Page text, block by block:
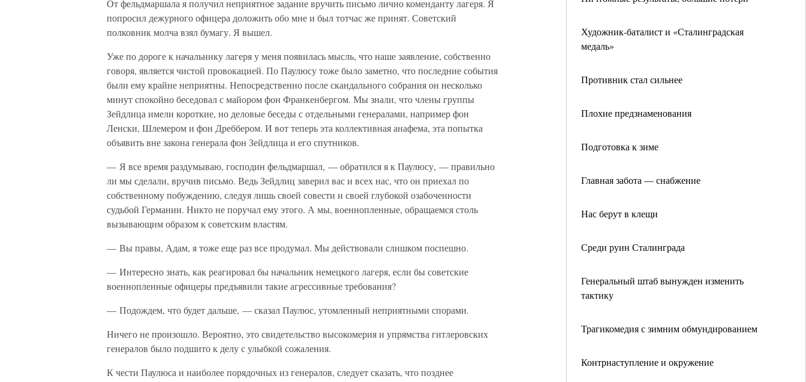
Художник-баталист и «Сталинградская
медаль»
Противник стал сильнее
Плохие предзнаменования
Подготовка к зиме
Главная забота — снабжение
Нас берут в клещи
Среди руин Сталинграда
Генеральный штаб вынужден изменить
тактику
Трагикомедия с зимним обмундированием
Контрнаступление и окружение
От фельдмаршала я получил неприятное задание вручить письмо лично коменданту лагеря. Я
попросил дежурного офицера доложить обо мне и был тотчас же принят. Советский
полковник молча взял бумагу. Я вышел.
Уже по дороге к начальнику лагеря у меня появилась мысль, что наше заявление, собственно
говоря, является чистой провокацией. По Паулюсу тоже было заметно, что последние события
были ему крайне неприятны. Непосредственно после скандального собрания он несколько
минут спокойно беседовал с майором фон Франкенбергом. Мы знали, что члены группы
Зейдлица имели короткие, но деловые беседы с отдельными генералами, например фон
Ленски, Шлемером и фон Дреббером. И вот теперь эта коллективная анафема, эта попытка
объявить вне закона генерала фон Зейдлица и его спутников.
— Я все время раздумываю, господин фельдмаршал, — обратился я к Паулюсу, — правильно
ли мы сделали, вручив письмо. Ведь Зейдлиц заверил вас и всех нас, что он приехал по
собственному побуждению, следуя лишь своей совести и своей глубокой озабоченности
судьбой Германии. Никто не поручал ему этого. А мы, военнопленные, обращаемся столь
вызывающим образом к советским властям.
— Вы правы, Адам, я тоже еще раз все продумал. Мы действовали слишком поспешно.
— Интересно знать, как реагировал бы начальник немецкого лагеря, если бы советские
военнопленные офицеры предъявили такие агрессивные требования?
— Подождем, что будет дальше, — сказал Паулюс, утомленный неприятными спорами.
Ничего не произошло. Вероятно, это свидетельство высокомерия и упрямства гитлеровских
генералов было подшито к делу с улыбкой сожаления.
К чести Паулюса и наиболее порядочных из генералов, следует сказать, что позднее